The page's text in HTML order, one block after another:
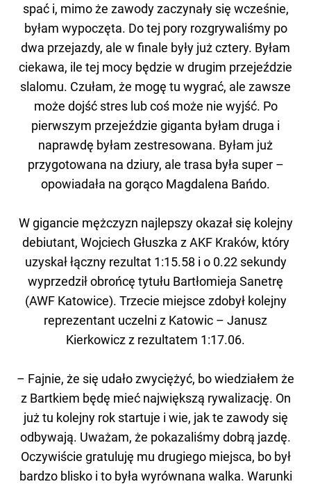
spać i, mimo że zawody zaczynały się wcześnie,
byłam wypoczęta. Do tej pory rozgrywaliśmy po
dwa przejazdy, ale w finale były już cztery. Byłam
ciekawa, ile tej mocy będzie w drugim przejeździe
slalomu. Czułam, że mogę tu wygrać, ale zawsze
może dojść stres lub coś może nie wyjść. Po
pierwszym przejeździe giganta byłam druga i
naprawdę byłam zestresowana. Byłam już
przygotowana na dziury, ale trasa była super –
opowiadała na gorąco Magdalena Bańdo.
W gigancie mężczyzn najlepszy okazał się kolejny
debiutant, Wojciech Głuszka z AKF Kraków, który
uzyskał łączny rezultat 1:15.58 i o 0.22 sekundy
wyprzedził obrońcę tytułu Bartłomieja Sanetrę
(AWF Katowice). Trzecie miejsce zdobył kolejny
reprezentant uczelni z Katowic – Janusz
Kierkowicz z rezultatem 1:17.06.
– Fajnie, że się udało zwyciężyć, bo wiedziałem że
z Bartkiem będę mieć największą rywalizację. On
już tu kolejny rok startuje i wie, jak te zawody się
odbywają. Uważam, że pokazaliśmy dobrą jazdę.
Oczywiście gratuluję mu drugiego miejsca, bo był
bardzo blisko i to była wyrównana walka. Warunki